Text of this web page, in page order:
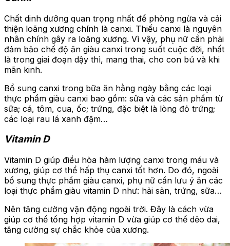
Chất dinh dưỡng quan trọng nhất để phòng ngừa và cải
thiện loãng xương chính là canxi. Thiếu canxi là nguyên
nhân chính gây ra loãng xương. Vì vậy, phụ nữ cần phải
đảm bảo chế độ ăn giàu canxi trong suốt cuộc đời, nhất
là trong giai đoạn dậy thì, mang thai, cho con bú và khi
mãn kinh.
Bổ sung canxi trong bữa ăn hằng ngày bằng các loại
thực phẩm giàu canxi bao gồm: sữa và các sản phẩm từ
sữa; cá, tôm, cua, ốc; trứng, đặc biệt là lòng đỏ trứng;
các loại rau lá xanh đậm…
Vitamin D
Vitamin D giúp điều hòa hàm lượng canxi trong máu và
xương, giúp cơ thể hấp thụ canxi tốt hơn. Do đó, ngoài
bổ sung thực phẩm giàu canxi, phụ nữ cần lưu ý ăn các
loại thực phẩm giàu vitamin D như: hải sản, trứng, sữa…
Nên tăng cường vận động ngoài trời. Đây là cách vừa
giúp cơ thể tổng hợp vitamin D vừa giúp cơ thể dẻo dai,
tăng cường sự chắc khỏe của xương.